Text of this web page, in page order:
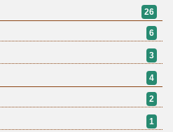
26
6
3
4
2
1